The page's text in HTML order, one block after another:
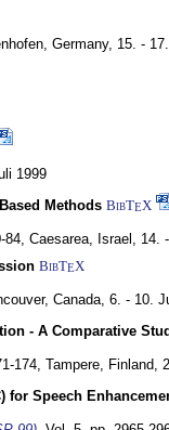
Germany, 15. -
1999
Methods BibTEX
84, Caesarea, Israel, 14.
BibTEX
Canada, 6. - 10.
- A Comparative
174, Tampere, Finland,
for Speech